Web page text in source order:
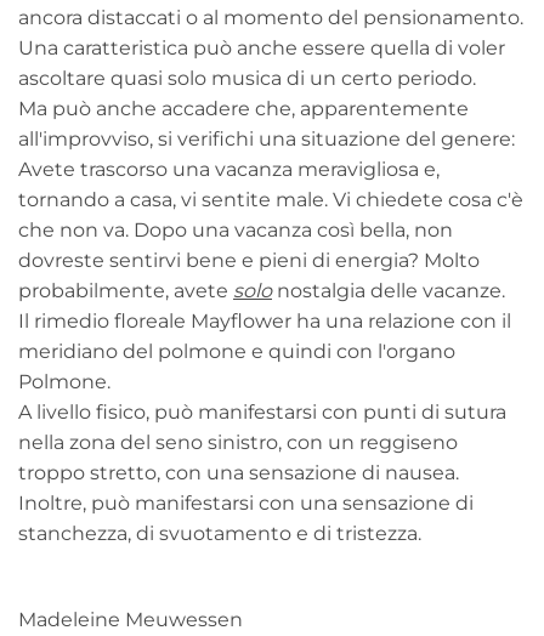
ancora distaccati o al momento del pensionamento.
Una caratteristica può anche essere quella di voler
ascoltare quasi solo musica di un certo periodo.
Ma può anche accadere che, apparentemente
all'improvviso, si verifichi una situazione del genere:
Avete trascorso una vacanza meravigliosa e,
tornando a casa, vi sentite male. Vi chiedete cosa c'è
che non va. Dopo una vacanza così bella, non
dovreste sentirvi bene e pieni di energia? Molto
probabilmente, avete solonostalgia delle vacanze.
Il rimedio floreale Mayflower ha una relazione con il
meridiano del polmone e quindi con l'organo
Polmone.
A livello fisico, può manifestarsi con punti di sutura
nella zona del seno sinistro, con un reggiseno
troppo stretto, con una sensazione di nausea.
Inoltre, può manifestarsi con una sensazione di
stanchezza, di svuotamento e di tristezza.
Madeleine Meuwessen